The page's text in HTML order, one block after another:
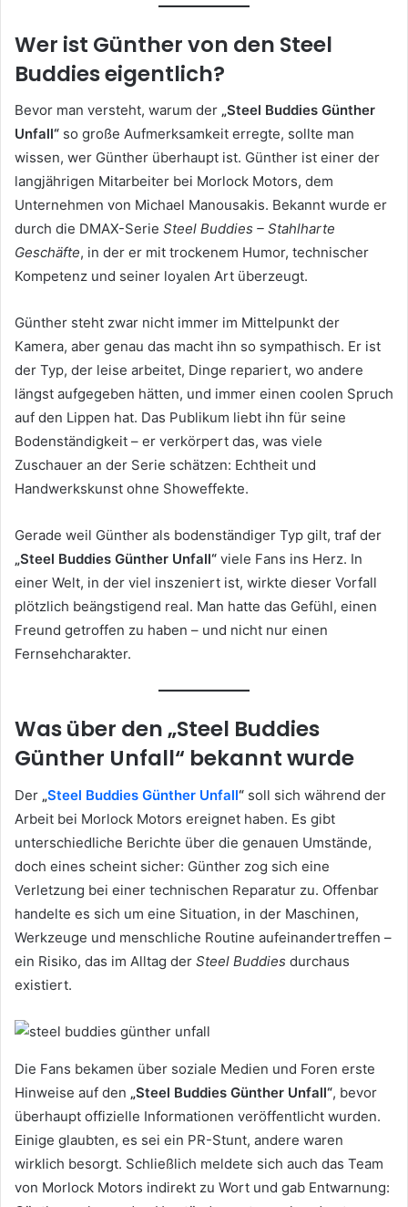
Wer ist Günther von den Steel
Buddies eigentlich?
Bevor man versteht, warum der „Steel Buddies Günther
Unfall“ so große Aufmerksamkeit erregte, sollte man
wissen, wer Günther überhaupt ist. Günther ist einer der
langjährigen Mitarbeiter bei Morlock Motors, dem
Unternehmen von Michael Manousakis. Bekannt wurde er
durch die DMAX-Serie Steel Buddies – Stahlharte
Geschäfte, in der er mit trockenem Humor, technischer
Kompetenz und seiner loyalen Art überzeugt.
Günther steht zwar nicht immer im Mittelpunkt der
Kamera, aber genau das macht ihn so sympathisch. Er ist
der Typ, der leise arbeitet, Dinge repariert, wo andere
längst aufgegeben hätten, und immer einen coolen Spruch
auf den Lippen hat. Das Publikum liebt ihn für seine
Bodenständigkeit – er verkörpert das, was viele
Zuschauer an der Serie schätzen: Echtheit und
Handwerkskunst ohne Showeffekte.
Gerade weil Günther als bodenständiger Typ gilt, traf der
„Steel Buddies Günther Unfall“ viele Fans ins Herz. In
einer Welt, in der viel inszeniert ist, wirkte dieser Vorfall
plötzlich beängstigend real. Man hatte das Gefühl, einen
Freund getroffen zu haben – und nicht nur einen
Fernsehcharakter.
Was über den „Steel Buddies
Günther Unfall“ bekannt wurde
Der „Steel Buddies Günther Unfall“ soll sich während der
Arbeit bei Morlock Motors ereignet haben. Es gibt
unterschiedliche Berichte über die genauen Umstände,
doch eines scheint sicher: Günther zog sich eine
Verletzung bei einer technischen Reparatur zu. Offenbar
handelte es sich um eine Situation, in der Maschinen,
Werkzeuge und menschliche Routine aufeinandertreffen –
ein Risiko, das im Alltag der Steel Buddies durchaus
existiert.
Die Fans bekamen über soziale Medien und Foren erste
Hinweise auf den „Steel Buddies Günther Unfall“, bevor
überhaupt offizielle Informationen veröffentlicht wurden.
Einige glaubten, es sei ein PR-Stunt, andere waren
wirklich besorgt. Schließlich meldete sich auch das Team
von Morlock Motors indirekt zu Wort und gab Entwarnung: